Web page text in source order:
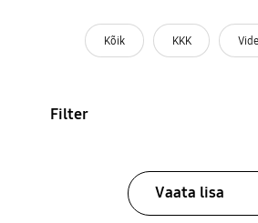
Kõik KKK
Filter
Vaata lisa